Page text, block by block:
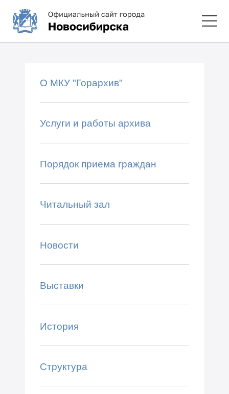
О МКУ "Горархив"
Услуги и работы архива
Порядок приема граждан
Читальный зал
Новости
Выставки
История
Структура